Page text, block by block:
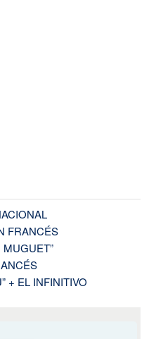
FRANCÉS
MUGUET”
+ EL INFINITIVO